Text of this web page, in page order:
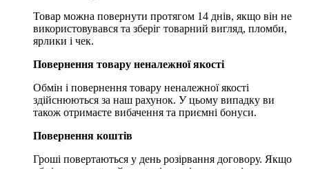
Товар можна повернути протягом 14 днів, якщо він не
використовувався та зберіг товарний вигляд, пломби,
ярлики і чек.
Повернення товару неналежної якості
Обмін і повернення товару неналежної якості
здійснюються за наш рахунок. У цьому випадку ви
також отримаєте вибачення та приємні бонуси.
Повернення коштів
Гроші повертаються у день розірвання договору. Якщо